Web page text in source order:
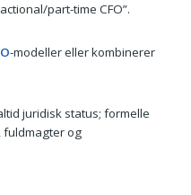
part-time CFO”.
-modeller eller kombinerer
juridisk status; formelle
og